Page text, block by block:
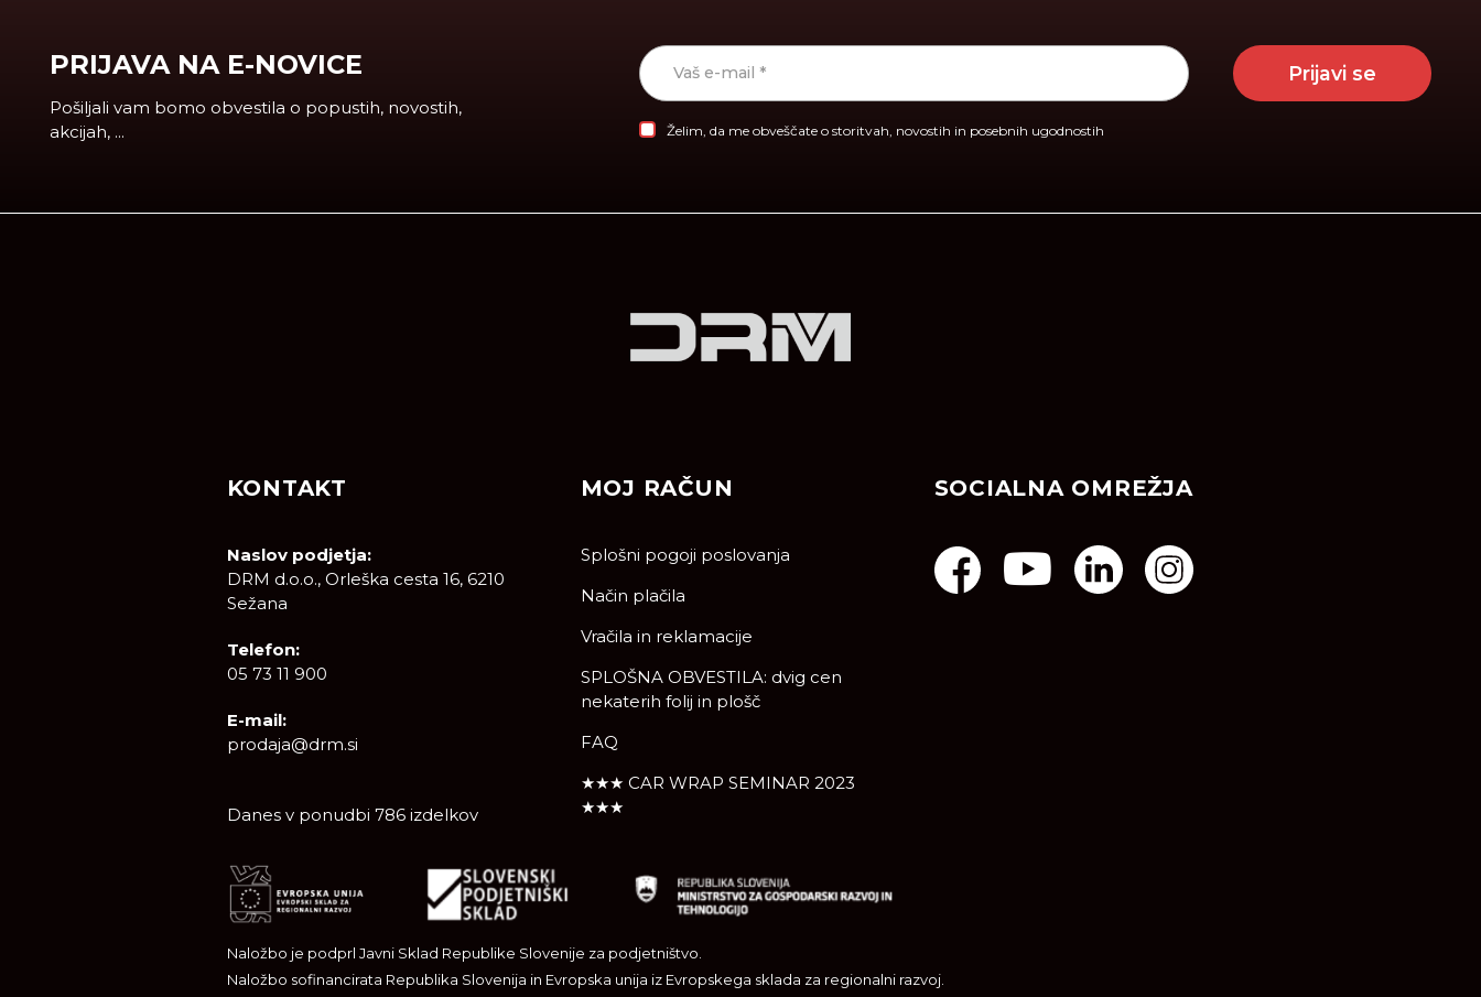
PRIJAVA NA E-NOVICE
Pošiljali vam bomo obvestila o popustih, novostih,
akcijah, ...
Prijavi se
Želim, da me obveščate o storitvah, novostih in posebnih ugodnostih
KONTAKT
Naslov podjetja:
DRM d.o.o., Orleška cesta 16, 6210
Sežana
Telefon:
05 73 11 900
E-mail:
prodaja@drm.si
Danes v ponudbi 786 izdelkov
MOJ RAČUN
Splošni pogoji poslovanja
Način plačila
Vračila in reklamacije
SPLOŠNA OBVESTILA: dvig cen
nekaterih folij in plošč
FAQ
★★★ CAR WRAP SEMINAR 2023
★★★
SOCIALNA OMREŽJA
Naložbo je podprl Javni Sklad Republike Slovenije za podjetništvo.
Naložbo sofinancirata Republika Slovenija in Evropska unija iz Evropskega sklada za regionalni razvoj.